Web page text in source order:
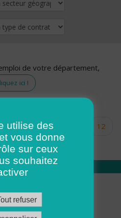
de votre département,
ici !
… 10
12
16 17
nous
ADMR
utilise des
vous donne
sur ceux
souhaitez
refuser